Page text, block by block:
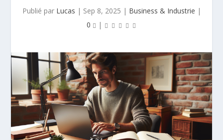
Publié par Lucas | Sep 8, 2025 | Business & Industrie |
0
|